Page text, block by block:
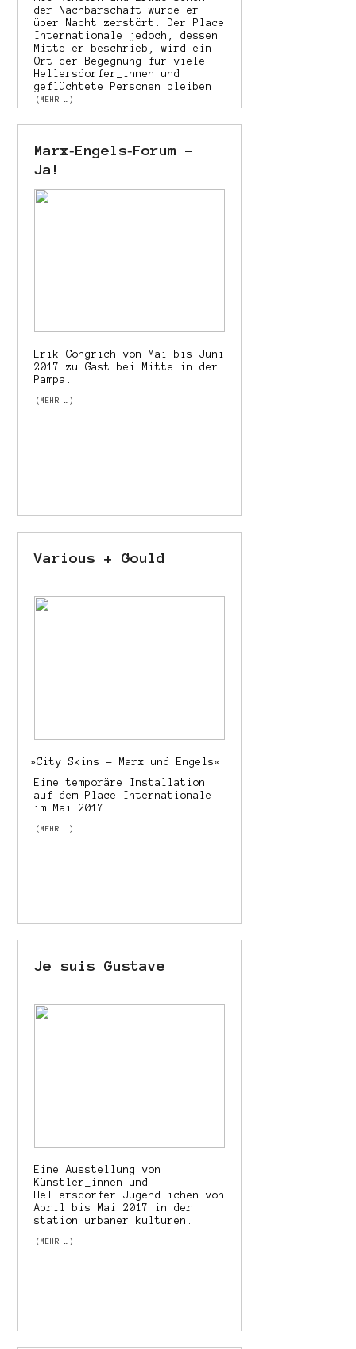
der Nachbarschaft wurde er
über Nacht zerstört. Der Place
Internationale jedoch, dessen
Mitte er beschrieb, wird ein
Ort der Begegnung für viele
Hellersdorfer_innen und
geflüchtete Personen bleiben.
(MEHR …)
Marx‐Engels‐Forum –
Ja!
Erik Göngrich von Mai bis Juni
2017 zu Gast bei Mitte in der
Pampa.
(MEHR …)
Various + Gould
»City Skins – Marx und Engels«
Eine temporäre Installation
auf dem Place Internationale
im Mai 2017.
(MEHR …)
Je suis Gustave
Eine Ausstellung von
Künstler_innen und
Hellersdorfer Jugendlichen von
April bis Mai 2017 in der
station urbaner kulturen.
(MEHR …)